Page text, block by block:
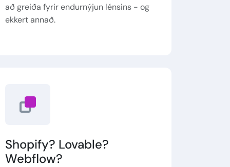
að greiða fyrir endurnýjun lénsins - og
ekkert annað.
Shopify? Lovable?
Webflow?